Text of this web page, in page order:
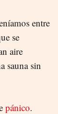
entre
se
aire
sauna sin
pánico.